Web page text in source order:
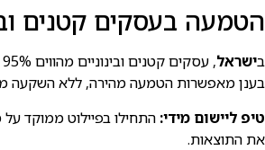
הטמעה בעסקים קטנים
בישראל
בענן מאפשרות הטמעה מהירה, ללא השקעה
טיפ ליישום מידי: התחילו בפיילוט ממוקד על
את התוצאות.